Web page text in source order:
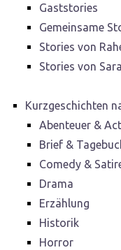
Gaststories
Gemeinsame
Stories von
Stories von
Kurzgeschichten
Abenteuer &
Brief &
Comedy &
Drama
Erzählung
Historik
Horror